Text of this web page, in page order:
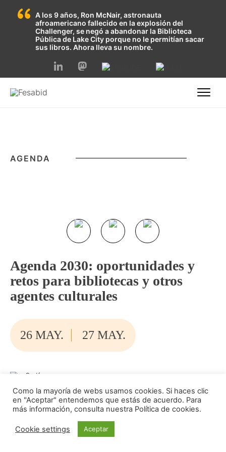
A los 9 años, Ron McNair, astronauta
afroamericano fallecido en la explosión del
Challenger, se negó a abandonar la Biblioteca
Pública de Lake City porque no le permitían sacar
sus libros. Ahora lleva su nombre.
AGENDA
Agenda 2030: oportunidades y
retos para bibliotecas y otros
agentes culturales
26 MAY. 27 MAY.
2 días
Los Llanos, Santa Cruz de Tenerife y online
Otros eventos
La Palma Escuela de Cultura y ByD Canarias
Como la mayoría de webs usamos cookies. Si haces clic
en "Aceptar" entendemos que estás de acuerdo. Para
más información, consulta nuestra Política de cookies.
Cookie settings Aceptar